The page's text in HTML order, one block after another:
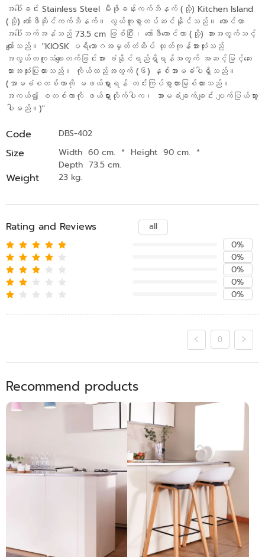
အပေါ်ခင်း Stainless Steel မီးဖိုခန်းကက်ဘိနက် (သို့) Kitchen Island
(သို့) ကော်ဖီဆိုင်ကက်ဘိနက်။ လွယ်ကူစွာတပ်ဆင်နိုင်သည်။ ကောင်တာ
အပေါ်ဘက်အနံသည် 73.5 cm ဖြစ်ပြီး၊ ကော်ဖီကောင်တာ (သို့) ဘားအတွက်သင့်
လျော်သည်။ "KIOSK ပရိဘောဂအမှတ်တံဆိပ် ထုတ်ကုန်အားလုံးသည်
အလွယ်တကူသံချေးတက်ခြင်းအား ခံနိုင်ရည်ရှိရန်အတွက် အဆင့်မြင့်ဆေး
သားအသုံးပြုထားသည်။ ကိုယ်ထည်အတွက် (၆) နှစ်အာမခံပါရှိသည်။
(အာမခံစတစ်ကာကို မဖယ်ရှားရန် တင်းကြပ်စွာတားမြစ်ထားသည်။
အကယ်၍ စတစ်ကာကို ဖယ်ရှားလိုက်ပါက၊ အာမခံချက်ချင်း ပျက်ပြယ်သွား
ပါမည်။)"
Code DBS-402
Size Width 60 cm. * Height 90 cm. *
Depth 73.5 cm.
Weight 23 kg.
Rating and Reviews
all
0%
0%
0%
0%
0%
0
Recommend products